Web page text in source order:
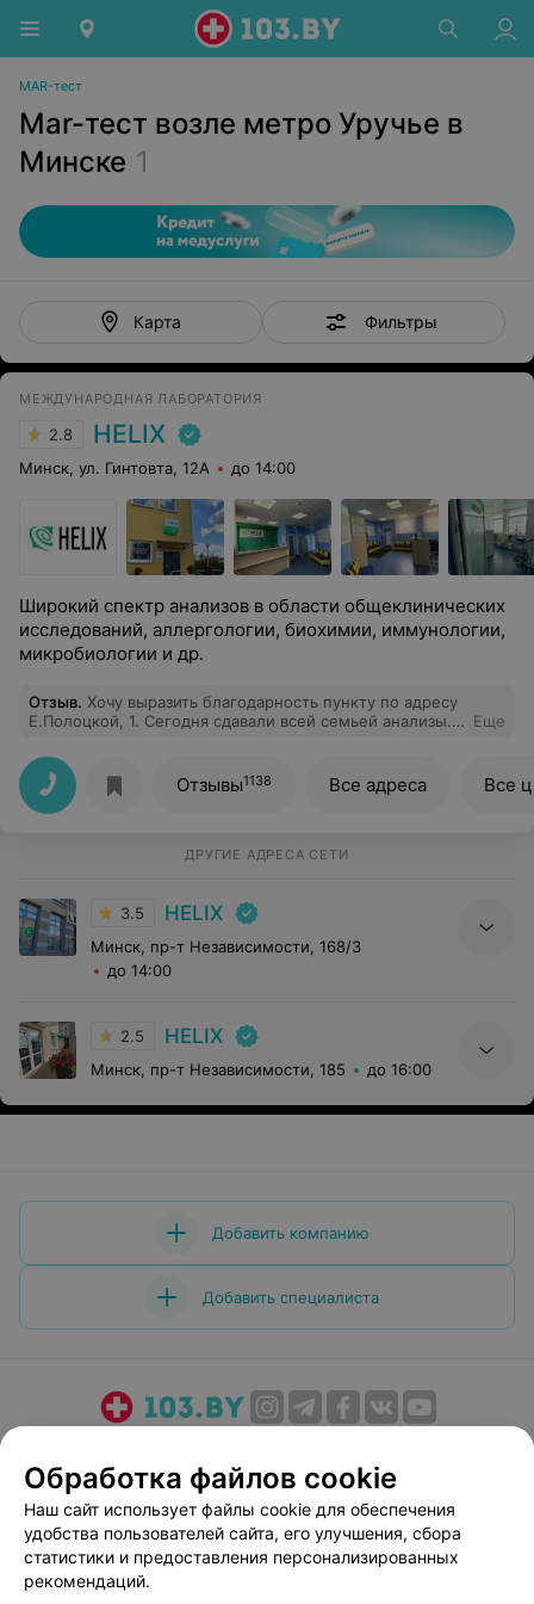
MAR-тест
Mar-тест возле метро Уручье в
Минске 1
Карта Фильтры
МЕЖДУНАРОДНАЯ ЛАБОРАТОРИЯ
2.8 HELIX
Минск, ул. Гинтовта, 12А до 14:00
Широкий спектр анализов в области общеклинических
исследований, аллергологии, биохимии, иммунологии,
микробиологии и др.
Отзыв. Хочу выразить благодарность пункту по адресу
Е.Полоцкой, 1. Сегодня сдавали всей семьей анализы.
девушки все красивые как на подбор. Отдельно хочу
отметить медсестру Екатерину. Она брала кровь. В
первый раз в жизни я ничего не почувствовал. Это
просто высший класс! Дети сдавали кровь из вены,
Спасибо! Вы действительно лаборатория No 1!
Еще
Отзывы1138 Все адреса Все
ДРУГИЕ АДРЕСА СЕТИ
3.5 HELIX
Минск, пр-т Независимости, 168/3
до 14:00
2.5 HELIX
Минск, пр-т Независимости, 185 до 16:00
Добавить компанию
Добавить специалиста
Медицинский маркетинг
Публичный договор
Пользовательское соглашение
Способы оплаты
Вакансии
Партнеры
Обработка файлов cookie
Наш сайт использует файлы cookie для обеспечения
удобства пользователей сайта, его улучшения, сбора
статистики и предоставления персонализированных
рекомендаций.